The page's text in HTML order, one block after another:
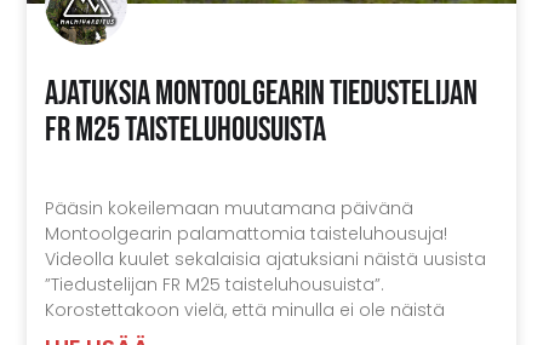
Ajatuksia Montoolgearin Tiedustelijan
FR M25 taisteluhousuista
Pääsin kokeilemaan muutamana päivänä
Montoolgearin palamattomia taisteluhousuja!
Videolla kuulet sekalaisia ajatuksiani näistä uusista
”Tiedustelijan FR M25 taisteluhousuista”.
Korostettakoon vielä, että minulla ei ole näistä